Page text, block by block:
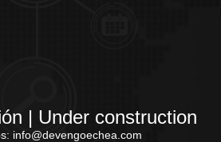
| Under construction
info@devengoechea.com